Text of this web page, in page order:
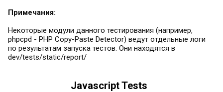
Примечания:
Некоторые модули данного тестирования (например,
phpcpd - PHP Copy-Paste Detector) ведут отдельные логи
по результатам запуска тестов. Они находятся в
dev/tests/static/report/
Javascript Tests